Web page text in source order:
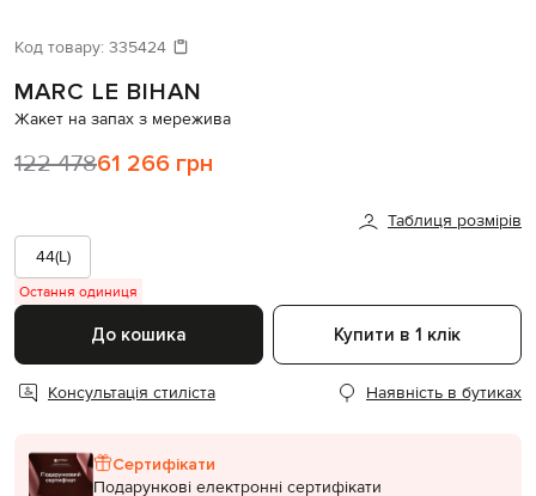
Код товару: 335424
MARC LE BIHAN
Жакет на запах з мережива
122 47861 266 грн
Таблиця розмірів
44(L)
Остання одиниця
До кошика Купити в 1 клік
Консультація стиліста Наявність в бутиках
Сертифікати
Подарункові електронні сертифікати